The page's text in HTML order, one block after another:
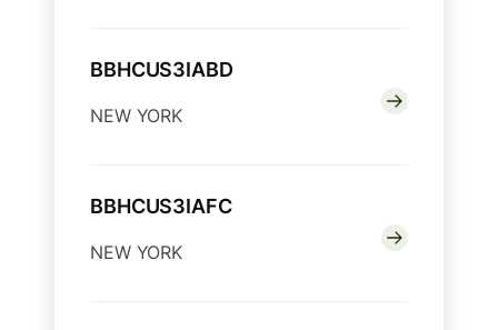
BBHCUS3IABD
NEW YORK
BBHCUS3IAFC
NEW YORK